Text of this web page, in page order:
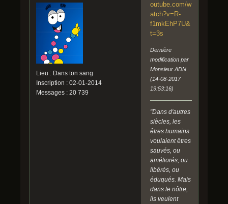
Lieu : Dans ton sang
Inscription : 02-01-2014
Messages : 20 739
outube.com/w
atch?v=R-
f1mkEhP7U&
t=3s
Dernière
modification par
Monsieur ADN
(14-08-2017
19:53:16)
"Dans d'autres
siècles, les
êtres humains
voulaient êtres
sauvés, ou
améliorés, ou
libérés, ou
éduqués. Mais
dans le nôtre,
ils veulent